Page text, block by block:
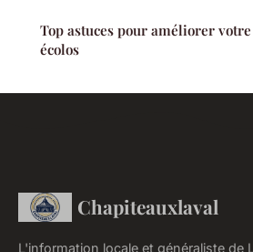
Top astuces pour améliorer
écolos
Chapiteauxlaval
L'information locale et généraliste de